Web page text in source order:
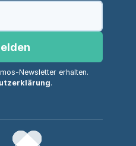
Newsletter erhalten.
.